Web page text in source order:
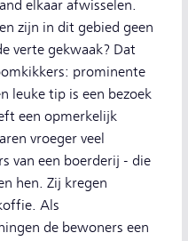
elkaar afwisselen.
zijn in dit gebied geen
verte gekwaak? Dat
prominente
leuke tip is een bezoek
een opmerkelijk
vroeger veel
van een boerderij - die
hen. Zij kregen
Als
de bewoners een